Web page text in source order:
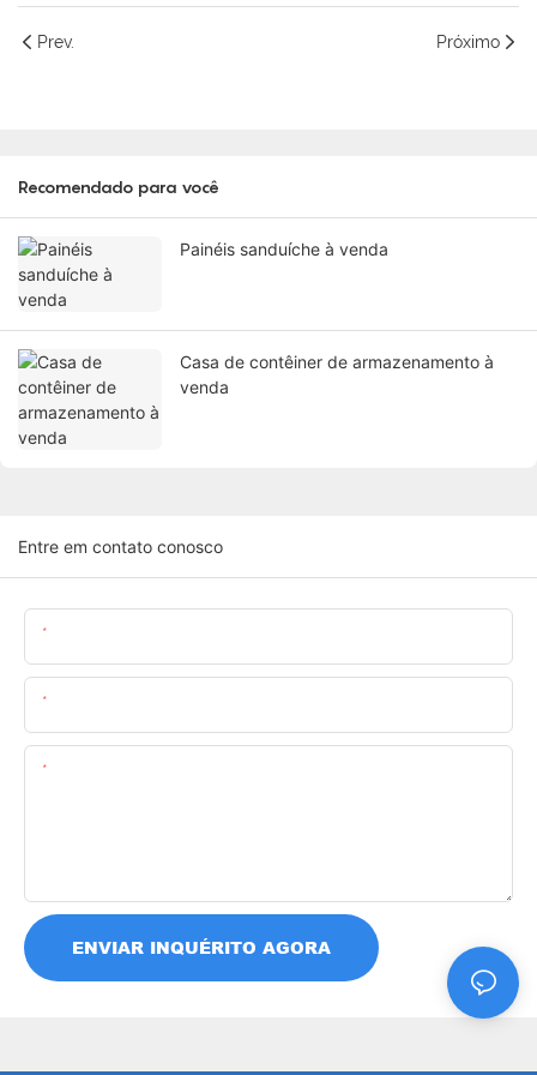
Prev. Próximo
Recomendado para você
Painéis sanduíche à venda
Casa de contêiner de armazenamento à
venda
Entre em contato conosco
ENVIAR INQUÉRITO AGORA